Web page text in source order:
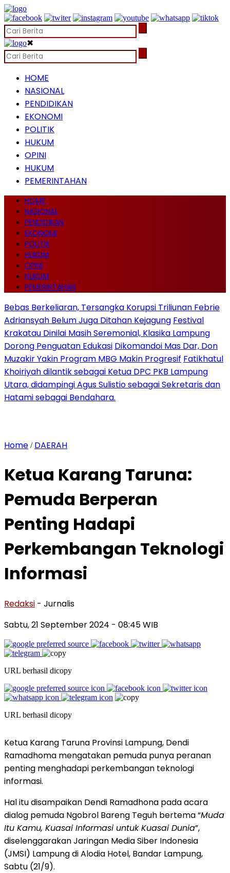
✖
HOME
NASIONAL
PENDIDIKAN
EKONOMI
POLITIK
HUKUM
OPINI
HUKUM
PEMERINTAHAN
HOME
NASIONAL
PENDIDIKAN
EKONOMI
POLITIK
HUKUM
OPINI
HUKUM
PEMERINTAHAN
Bebas Berkeliaran, Tersangka Korupsi Triliunan Febrie
Adriansyah Belum Juga Ditahan Kejagung Festival
Krakatau Dinilai Masih Seremonial, Klasika Lampung
Dorong Penguatan Edukasi Dikomandoi Mas Dar, Don
Muzakir Yakin Program MBG Makin Progresif Fatikhatul
Khoiriyah dilantik sebagai Ketua DPC PKB Lampung
Utara, didampingi Agus Sulistio sebagai Sekretaris dan
Hatami sebagai Bendahara.
Home / DAERAH
Ketua Karang Taruna:
Pemuda Berperan
Penting Hadapi
Perkembangan Teknologi
Informasi
Redaksi - Jurnalis
Sabtu, 21 September 2024 - 08:45 WIB
URL berhasil dicopy
URL berhasil dicopy
Ketua Karang Taruna Provinsi Lampung, Dendi
Ramadhoma mengatakan pemuda punya peranan
penting menghadapi perkembangan teknologi
informasi.
Hal itu disampaikan Dendi Ramadhona pada acara
dialog pemuda Ngobrol Bareng Teguh bertema “Muda
Itu Kamu, Kuasai Informasi untuk Kuasai Dunia”,
diselenggarakan Jaringan Media Siber Indonesia
(JMSI) Lampung di Alodia Hotel, Bandar Lampung,
Sabtu (21/9).